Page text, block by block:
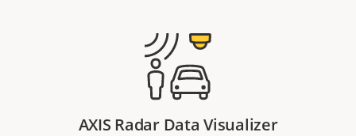
AXIS Radar Data Visualizer